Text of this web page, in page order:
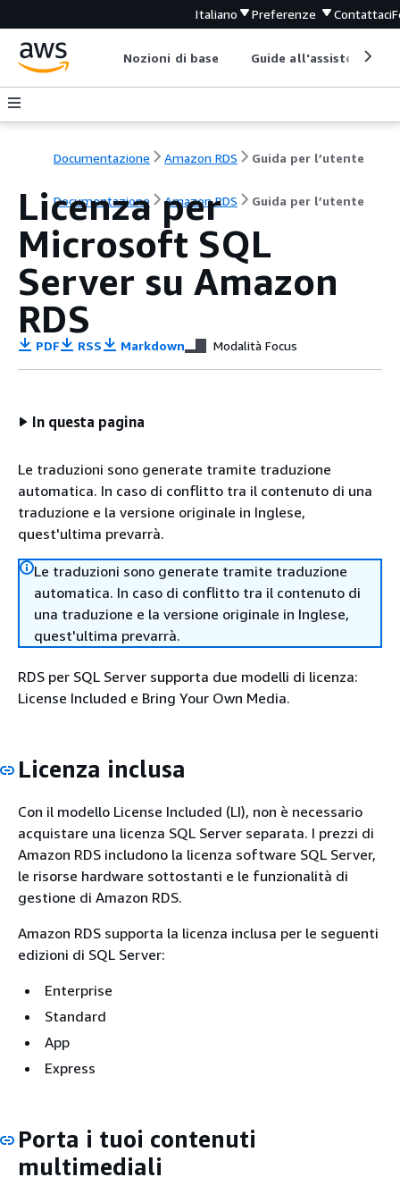
Italiano Preferenze Contattaci
Nozioni di base Guide all'assistenza
Documentazione Amazon RDS Guida per l’utente
Documentazione Amazon RDS Guida per l’utente
Licenza per
Microsoft SQL
Server su Amazon
RDS
PDF RSS Markdown Modalità Focus
In questa pagina
Le traduzioni sono generate tramite traduzione
automatica. In caso di conflitto tra il contenuto di una
traduzione e la versione originale in Inglese,
quest'ultima prevarrà.
Le traduzioni sono generate tramite traduzione
automatica. In caso di conflitto tra il contenuto di
una traduzione e la versione originale in Inglese,
quest'ultima prevarrà.
RDS per SQL Server supporta due modelli di licenza:
License Included e Bring Your Own Media.
Licenza inclusa
Con il modello License Included (LI), non è necessario
acquistare una licenza SQL Server separata. I prezzi di
Amazon RDS includono la licenza software SQL Server,
le risorse hardware sottostanti e le funzionalità di
gestione di Amazon RDS.
Amazon RDS supporta la licenza inclusa per le seguenti
edizioni di SQL Server:
Enterprise
Standard
App
Express
Porta i tuoi contenuti
multimediali